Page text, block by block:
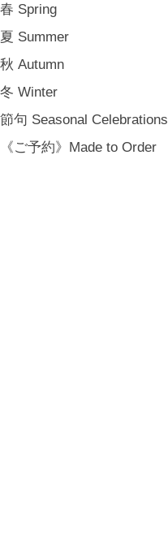
春 Spring
夏 Summer
秋 Autumn
冬 Winter
節句 Seasonal Celebrations
《ご予約》Made to Order